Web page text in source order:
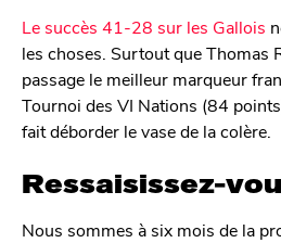
Le succès 41-28 sur les Gallois
les choses. Surtout que Thomas
passage le meilleur marqueur
Tournoi des VI Nations (84
fait déborder le vase de la colère.
Ressaisissez-
Nous sommes à six mois de la